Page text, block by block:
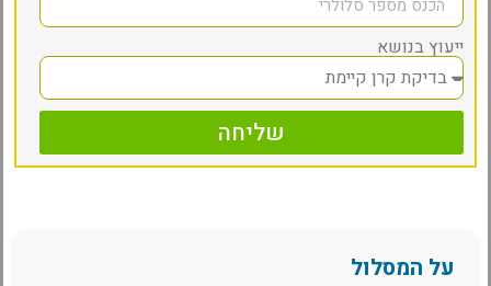
ייעוץ בנושא
שליחה
על המסלול